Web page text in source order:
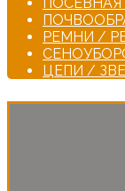
РЕМНИ /
ЦЕПИ /